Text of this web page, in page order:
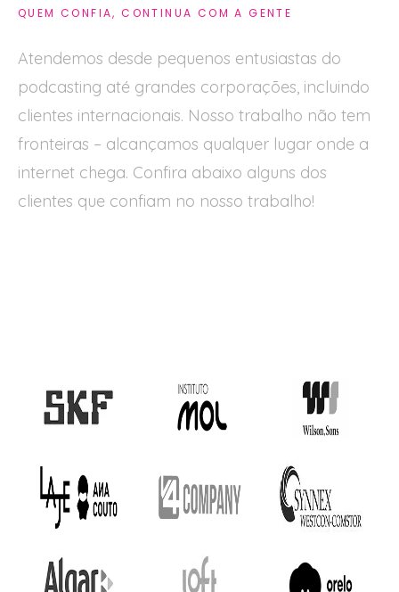
QUEM CONFIA, CONTINUA COM A GENTE
Atendemos desde pequenos entusiastas do
podcasting até grandes corporações, incluindo
clientes internacionais. Nosso trabalho não tem
fronteiras – alcançamos qualquer lugar onde a
internet chega. Confira abaixo alguns dos
clientes que confiam no nosso trabalho!